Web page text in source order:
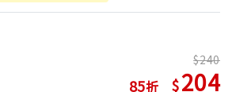
85
240
204